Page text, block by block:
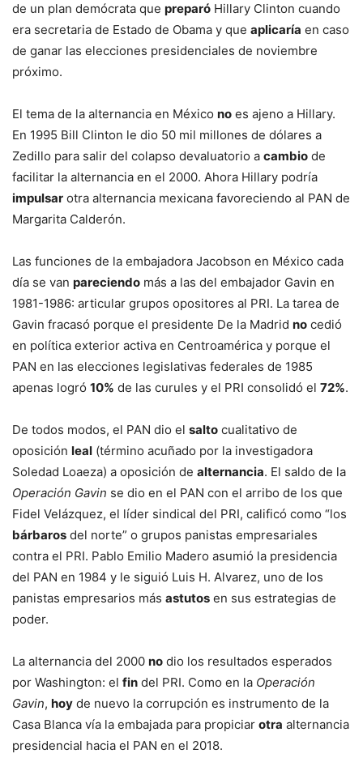
de un plan demócrata que preparó Hillary Clinton cuando
era secretaria de Estado de Obama y que aplicaría en caso
de ganar las elecciones presidenciales de noviembre
próximo.
El tema de la alternancia en México no es ajeno a Hillary.
En 1995 Bill Clinton le dio 50 mil millones de dólares a
Zedillo para salir del colapso devaluatorio a cambio de
facilitar la alternancia en el 2000. Ahora Hillary podría
impulsar otra alternancia mexicana favoreciendo al PAN de
Margarita Calderón.
Las funciones de la embajadora Jacobson en México cada
día se van pareciendo más a las del embajador Gavin en
1981-1986: articular grupos opositores al PRI. La tarea de
Gavin fracasó porque el presidente De la Madrid no cedió
en política exterior activa en Centroamérica y porque el
PAN en las elecciones legislativas federales de 1985
apenas logró 10% de las curules y el PRI consolidó el 72%.
De todos modos, el PAN dio el salto cualitativo de
oposición leal (término acuñado por la investigadora
Soledad Loaeza) a oposición de alternancia. El saldo de la
Operación Gavin se dio en el PAN con el arribo de los que
Fidel Velázquez, el líder sindical del PRI, calificó como “los
bárbaros del norte” o grupos panistas empresariales
contra el PRI. Pablo Emilio Madero asumió la presidencia
del PAN en 1984 y le siguió Luis H. Alvarez, uno de los
panistas empresarios más astutos en sus estrategias de
poder.
La alternancia del 2000 no dio los resultados esperados
por Washington: el fin del PRI. Como en la Operación
Gavin, hoy de nuevo la corrupción es instrumento de la
Casa Blanca vía la embajada para propiciar otra alternancia
presidencial hacia el PAN en el 2018.